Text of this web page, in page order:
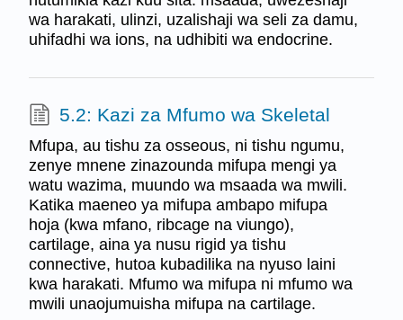
wa harakati, ulinzi, uzalishaji wa seli za damu,
uhifadhi wa ions, na udhibiti wa endocrine.
5.2: Kazi za Mfumo wa Skeletal
Mfupa, au tishu za osseous, ni tishu ngumu,
zenye mnene zinazounda mifupa mengi ya
watu wazima, muundo wa msaada wa mwili.
Katika maeneo ya mifupa ambapo mifupa
hoja (kwa mfano, ribcage na viungo),
cartilage, aina ya nusu rigid ya tishu
connective, hutoa kubadilika na nyuso laini
kwa harakati. Mfumo wa mifupa ni mfumo wa
mwili unaojumuisha mifupa na cartilage.